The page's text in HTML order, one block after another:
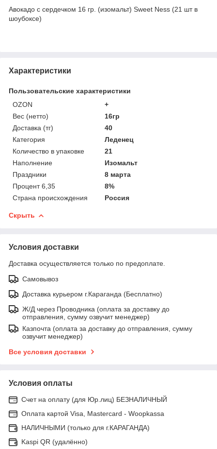
Авокадо с сердечком 16 гр. (изомальт) Sweet Ness (21 шт в
шоубоксе)
Характеристики
Пользовательские характеристики
OZON
+
Вес (нетто)
16гр
Доставка (тг)
40
Категория
Леденец
Количество в упаковке
21
Наполнение
Изомальт
Праздники
8 марта
Процент 6,35
8%
Страна происхождения
Россия
Скрыть
Условия доставки
Доставка осуществляется только по предоплате.
Самовывоз
Доставка курьером г.Караганда (Бесплатно)
Ж/Д через Проводника (оплата за доставку до
отправления, сумму озвучит менеджер)
Казпочта (оплата за доставку до отправления, сумму
озвучит менеджер)
Все условия доставки
Условия оплаты
Счет на оплату (для Юр.лиц) БЕЗНАЛИЧНЫЙ
Оплата картой Visa, Mastercard - Woopkassa
НАЛИЧНЫМИ (только для г.КАРАГАНДА)
Kaspi QR (удалённо)